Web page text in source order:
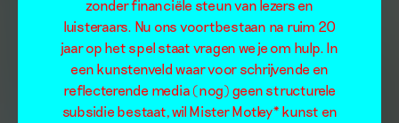
zonder financiële steun van lezers en
luisteraars. Nu ons voortbestaan na ruim 20
jaar op het spel staat vragen we je om hulp. In
een kunstenveld waar voor schrijvende en
reflecterende media (nog) geen structurele
subsidie bestaat, wil Mister Motley* kunst en